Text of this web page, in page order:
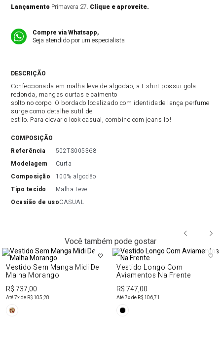
Lançamento Primavera 27. Clique e aproveite.
Compre via Whatsapp,
Seja atendido por um especialista
Confeccionada em malha leve de algodão, a t-shirt possui gola
redonda, mangas curtas e caimento
solto no corpo. O bordado localizado com identidade lança perfume
surge como detalhe sutil de
estilo. Para elevar o look casual, combine com jeans lp!
COMPOSIÇÃO
referência
502TS005368
modelagem
Curta
composição
100% algodão
tipo tecido
Malha Leve
ocasião de usoCASUAL
Você também pode gostar
Vestido Sem Manga Midi De
Malha Morango
R$ 737,00
Até7x de R$ 105,28
Vestido Longo Com
Aviamentos Na Frente
R$ 747,00
Até7x de R$ 106,71